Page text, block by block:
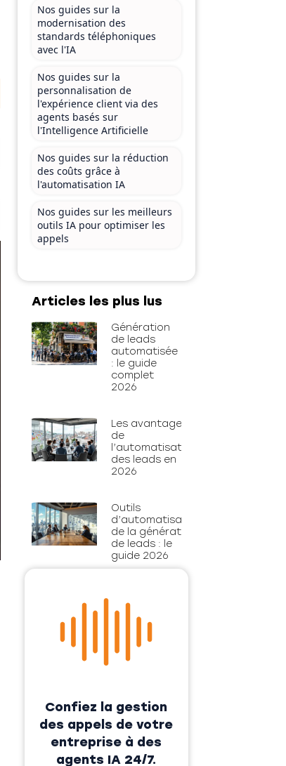
Nos guides sur la
modernisation des
standards téléphoniques
avec l'IA
Nos guides sur la
personnalisation de
l'expérience client via des
agents basés sur
l'Intelligence Artificielle
Nos guides sur la réduction
des coûts grâce à
l'automatisation IA
Nos guides sur les meilleurs
outils IA pour optimiser les
appels
Articles les plus lus
Génération
de leads
automatisée
: le guide
complet
2026
Les avantages
de
l’automatisation
des leads en
2026
Outils
d’automatisation
de la génération
de leads : le
guide 2026
Confiez la gestion
des appels de votre
entreprise à des
agents IA 24/7.